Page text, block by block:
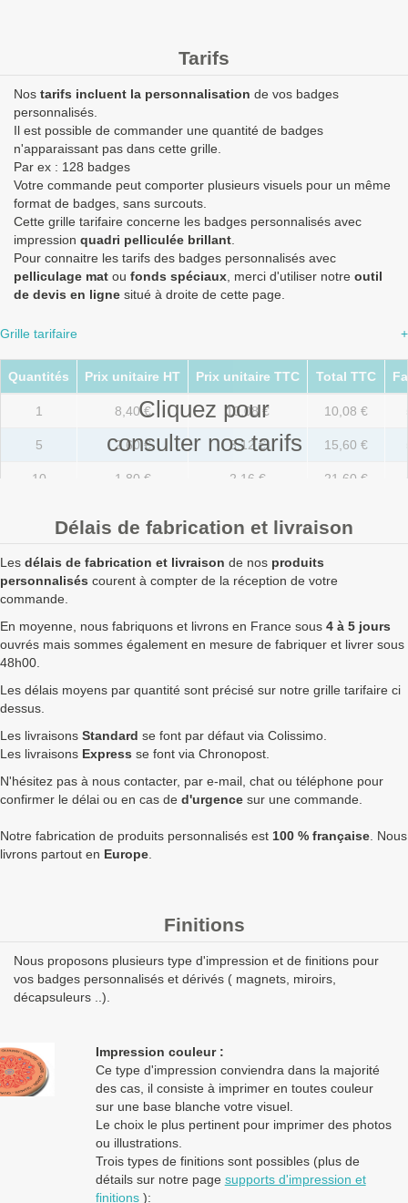
Tarifs
Nos tarifs incluent la personnalisation de vos badges
personnalisés.
Il est possible de commander une quantité de badges
n'apparaissant pas dans cette grille.
Par ex : 128 badges
Votre commande peut comporter plusieurs visuels pour un même
format de badges, sans surcouts.
Cette grille tarifaire concerne les badges personnalisés avec
impression quadri pelliculée brillant
Pour connaitre les tarifs des badges personnalisés avec
pelliculage mat ou fonds spéciaux , merci d'utiliser notre outil
de devis en ligne situé à droite de cette page.
Grille tarifaire +
Cliquez pour
consulter nos tarifs
Quantités Prix unitaire HT Prix unitaire TTC Total TTC
1 8,40 € 10,08 € 10,08 €
5 2,60 € 3,12 € 15,60 €
10 1,80 € 2,16 € 21,60 €
100 0,78 € 0,94 € 93,60 €
500 0,70 € 0,84 € 420,00 €
1000
1750 0,78 €
2500 0,63 € 0,76 € 1 890,00 €
Quantités Prix unitaire HT
Les clients Français paient le prix TTC (TVA 20%).
Les clients dans l’Union Européenne possédant un numéro de
TVA intra-communautaire
paient le prix HT.
Les clients en dehors de l’Union européenne paient le prix HT.
Délais de fabrication et livraison
Les délais de fabrication et livraison de nos produits
personnalisés courent à compter de la réception de votre
commande.
En moyenne, nous fabriquons et livrons en France sous 4 à 5 jours
ouvrés mais sommes également en mesure de fabriquer et livrer sous
48h00.
Les délais moyens par quantité sont précisé sur notre grille tarifaire ci
dessus.
Les livraisons Standard se font par défaut via Colissimo.
Les livraisons Express se font via Chronopost.
N'hésitez pas à nous contacter, par e-mail, chat ou téléphone pour
confirmer le délai ou en cas de d'urgence sur une commande.
Notre fabrication de produits personnalisés est 100 % française. Nous
livrons partout en Europe.
Finitions
Nous proposons plusieurs type d'impression et de finitions pour
vos badges personnalisés et dérivés ( magnets, miroirs,
décapsuleurs ..).
Impression couleur :
Ce type d'impression conviendra dans la majorité
des cas, il consiste à imprimer en toutes couleur
sur une base blanche votre visuel.
Le choix le plus pertinent pour imprimer des photos
ou illustrations.
Trois types de finitions sont possibles (plus de
détails sur notre page supports d'impression et
finitions):